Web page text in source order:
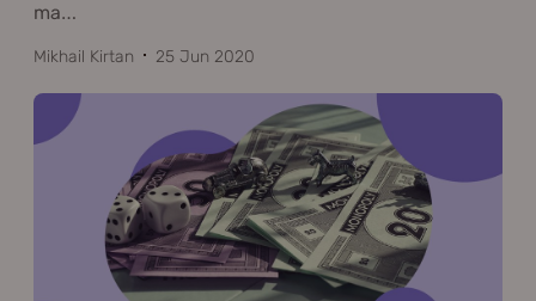
ma…
Mikhail Kirtan 25 Jun 2020